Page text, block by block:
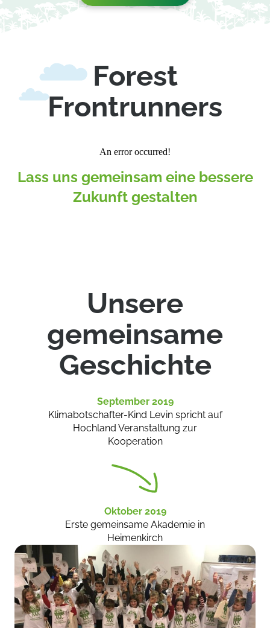
Forest
Frontrunners
Lass uns gemeinsam eine bessere
Zukunft gestalten
Unsere
gemeinsame
Geschichte
September 2019
Klimabotschafter-Kind Levin spricht auf
Hochland Veranstaltung zur
Kooperation
Oktober 2019
Erste gemeinsame Akademie in
Heimenkirch